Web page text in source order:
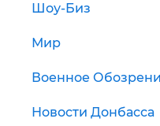
Шоу-Биз
Мир
Военное
Новости Донбасса